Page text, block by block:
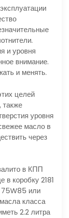
и уровня
внимание.
и менять.
целей
также
уровня
масло в
через
в КПП
в коробку 2181
75W85 или
класса
2.2 литра